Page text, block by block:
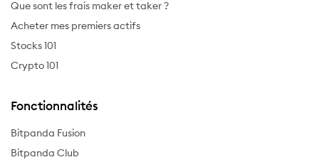
Que sont les frais maker et taker ?
Acheter mes premiers actifs
Stocks 101
Crypto 101
Fonctionnalités
Bitpanda Fusion
Bitpanda Club